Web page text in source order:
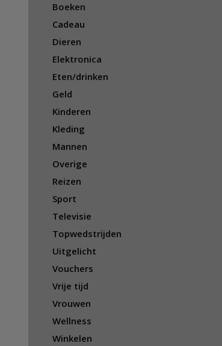
Boeken
Cadeau
Dieren
Elektronica
Eten/drinken
Geld
Kinderen
Kleding
Mannen
Overige
Reizen
Sport
Televisie
Topwedstrijden
Uitgelicht
Vouchers
Vrije tijd
Vrouwen
Wellness
Winkelen